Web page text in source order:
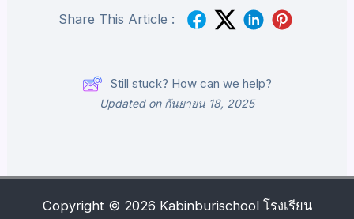
Share This Article :
Still stuck? How can we help?
Updated on กันยายน 18, 2025
Copyright © 2026 Kabinburischool โรงเรียน